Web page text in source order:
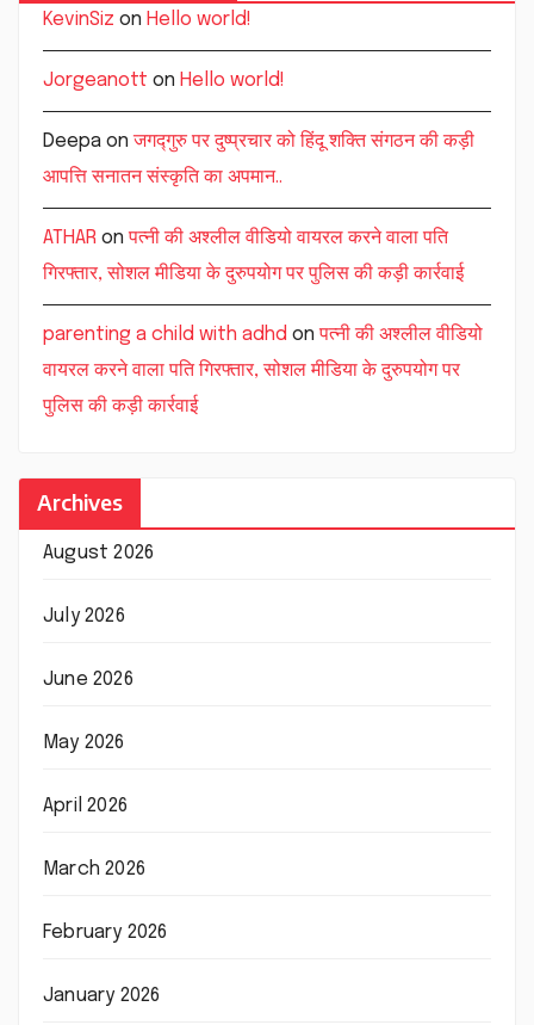
KevinSiz on Hello world!
Jorgeanott on Hello world!
Deepa onजगद्गुरु पर दुष्प्रचार को हिंदू शक्ति संगठन की कड़ी
आपत्ति सनातन संस्कृति का अपमान..
ATHAR onपत्नी की अश्लील वीडियो वायरल करने वाला पति
गिरफ्तार, सोशल मीडिया के दुरुपयोग पर पुलिस की कड़ी कार्रवाई
parenting a child with adhd onपत्नी की अश्लील वीडियो
वायरल करने वाला पति गिरफ्तार, सोशल मीडिया के दुरुपयोग पर
पुलिस की कड़ी कार्रवाई
Archives
August 2026
July 2026
June 2026
May 2026
April 2026
March 2026
February 2026
January 2026